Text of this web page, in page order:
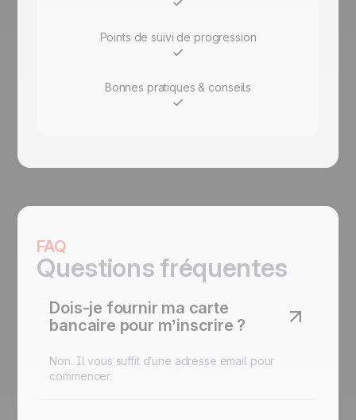
Points de suivi de progression
Bonnes pratiques & conseils
FAQ
Questions fréquentes
Dois-je fournir ma carte
bancaire pour m’inscrire ?
Non. Il vous suffit d’une adresse email pour
commencer.